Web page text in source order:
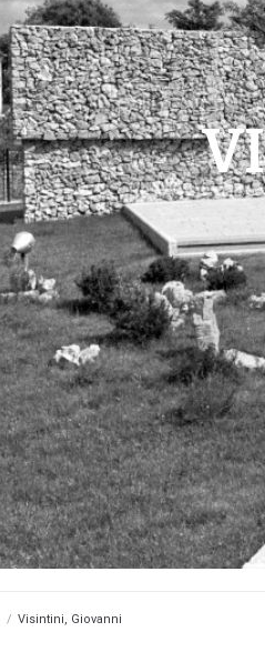
/ Visintini, Giovanni